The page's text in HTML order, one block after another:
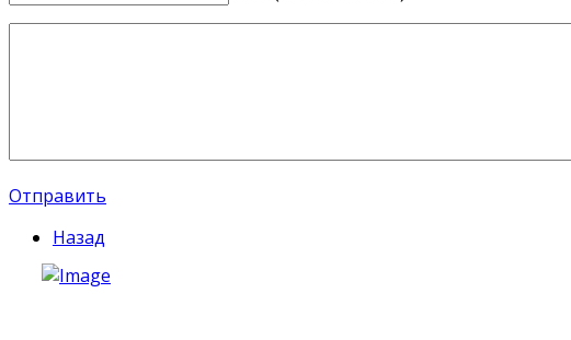
Отправить
Назад